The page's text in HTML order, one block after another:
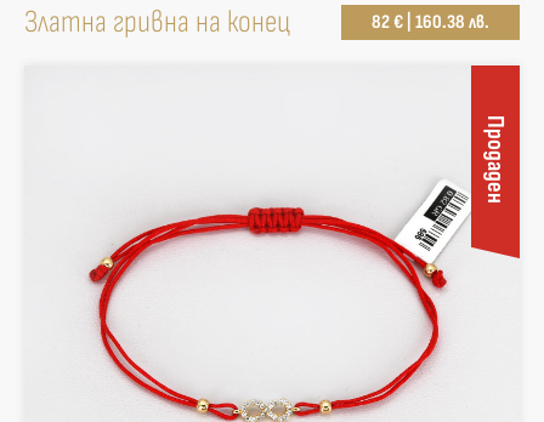
Златна гривна на конец 82 € | 160.38 лв.
Продаден